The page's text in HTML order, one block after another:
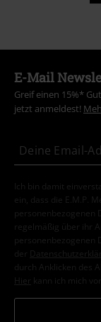
E-Mail
Greif einen 15%*
jetzt anmeldest!
Ich bin damit
ein, dass die E.M.P.
personenbezogenen
regelmäßig über ihr
personenbezogenen
der
durch Anklicken des
Hier kann ich mich